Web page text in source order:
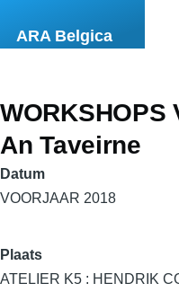
ARA Belgica
WORKSHOPS
An Taveirne
Datum
VOORJAAR 2018
Plaats
ATELIER K5 : HENDRIK